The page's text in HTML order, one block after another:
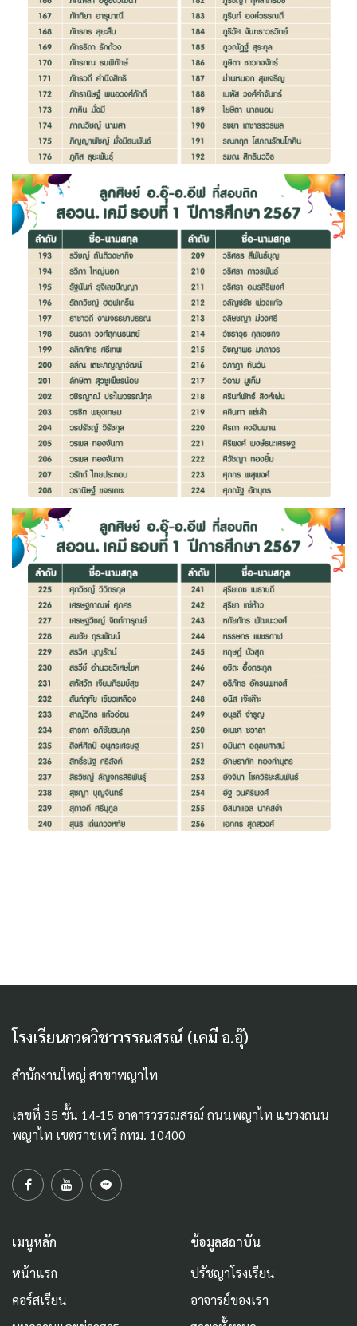
โรงเรียนกวดวิชาวรรณสรณ์ (เคมี อ.อุ๊)
สำนักงานใหญ่ สาขาพญาไท
เลขที่ 35 ชั้น 14-15 อาคารวรรณสรณ์ ถนนพญาไท แขวงถนน
พญาไท เขตราชเทวี กทม. 10400
เมนูหลัก
หน้าแรก
คอร์สเรียน
ข้อมูลสถาบัน
ปรัชญาโรงเรียน
อาจารย์ของเรา